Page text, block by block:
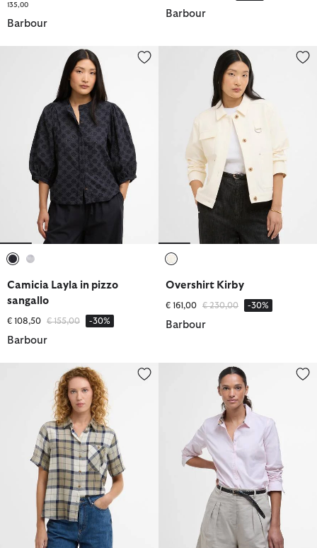
135,00
Barbour
Barbour
Camicia Layla in pizzo sangallo
Camicia Layla in pizzo
sangallo
€ 108,50 Prezzo ridotto da
€ 155,00a -30%
Barbour
Overshirt Kirby
Overshirt Kirby
€ 161,00 Prezzo ridotto da
€ 230,00a -30%
Barbour
Camicia a maniche corte in tartan FernCamicia Derwent